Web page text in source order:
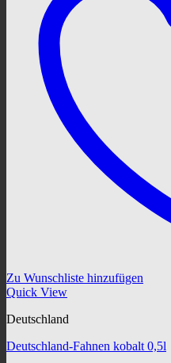
Zu Wunschliste hinzufügen
Quick View
Deutschland
Deutschland-Fahnen kobalt 0,5l